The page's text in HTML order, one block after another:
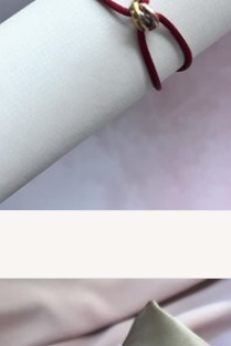
Letter Armbandje
ADD TO CART